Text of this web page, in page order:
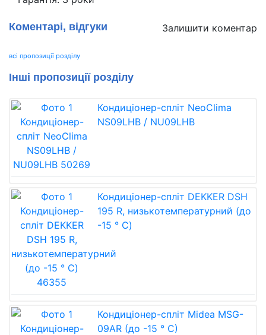
Залишити коментар
Коментарі, відгуки
всі пропозиції розділу
Інші пропозиції розділу
Кондиціонер-спліт NeoClima
NS09LHB / NU09LHB
Кондиціонер-спліт DEKKER DSH
195 R, низькотемпературний (до
-15 ° C)
Кондиціонер-спліт Midea MSG-
09AR (до -15 ° C)